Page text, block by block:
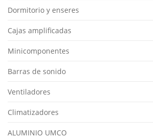
Dormitorio y enseres
Cajas amplificadas
Minicomponentes
Barras de sonido
Ventiladores
Climatizadores
ALUMINIO UMCO